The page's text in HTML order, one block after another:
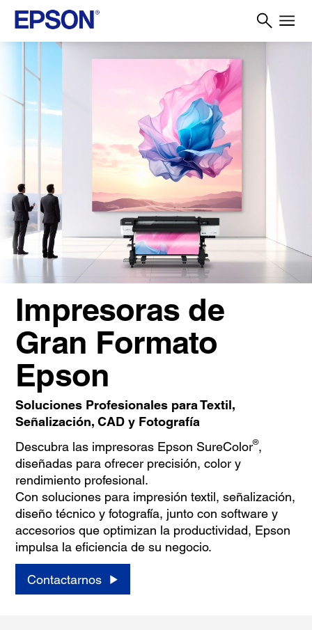
Impresoras de
Gran Formato
Epson
Soluciones Profesionales para Textil,
Señalización, CAD y Fotografía
Descubra las impresoras Epson SureColor®,
diseñadas para ofrecer precisión, color y
rendimiento profesional.
Con soluciones para impresión textil, señalización,
diseño técnico y fotografía, junto con software y
accesorios que optimizan la productividad, Epson
impulsa la eficiencia de su negocio.
Contactarnos